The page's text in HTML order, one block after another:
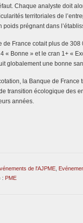
Chaque analyste doit
territoriales de
poids prégnant dans
de France cotait plus de
« Bonne » et le cran 1+ «
globalement une bonne
la Banque de France
transition écologique des
années.
de l'AJPME
: PME